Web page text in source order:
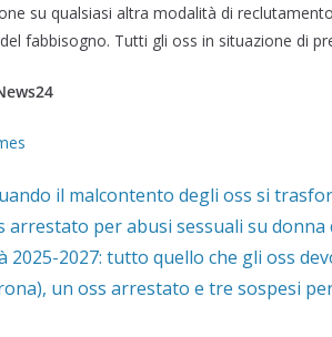
su qualsiasi altra modalità di
fabbisogno. Tutti gli oss in situazione di
il malcontento degli oss si
arrestato per abusi sessuali su donna
2025-2027: tutto quello che gli oss
un oss arrestato e tre sospesi